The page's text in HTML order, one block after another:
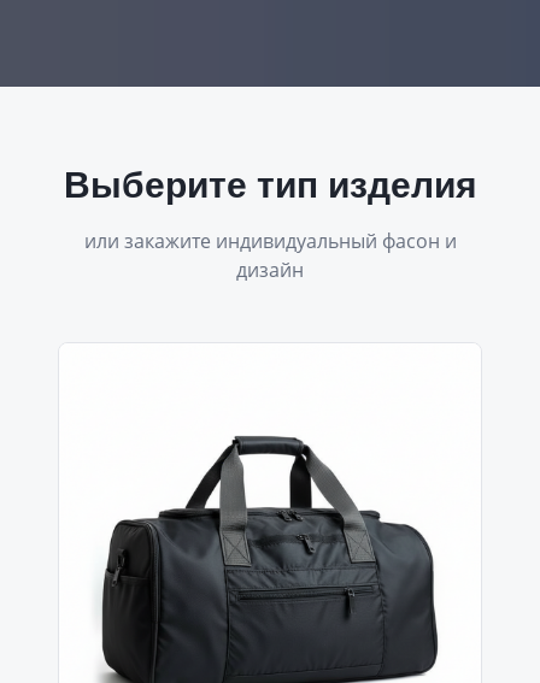
Выберите тип изделия
или закажите индивидуальный фасон и
дизайн